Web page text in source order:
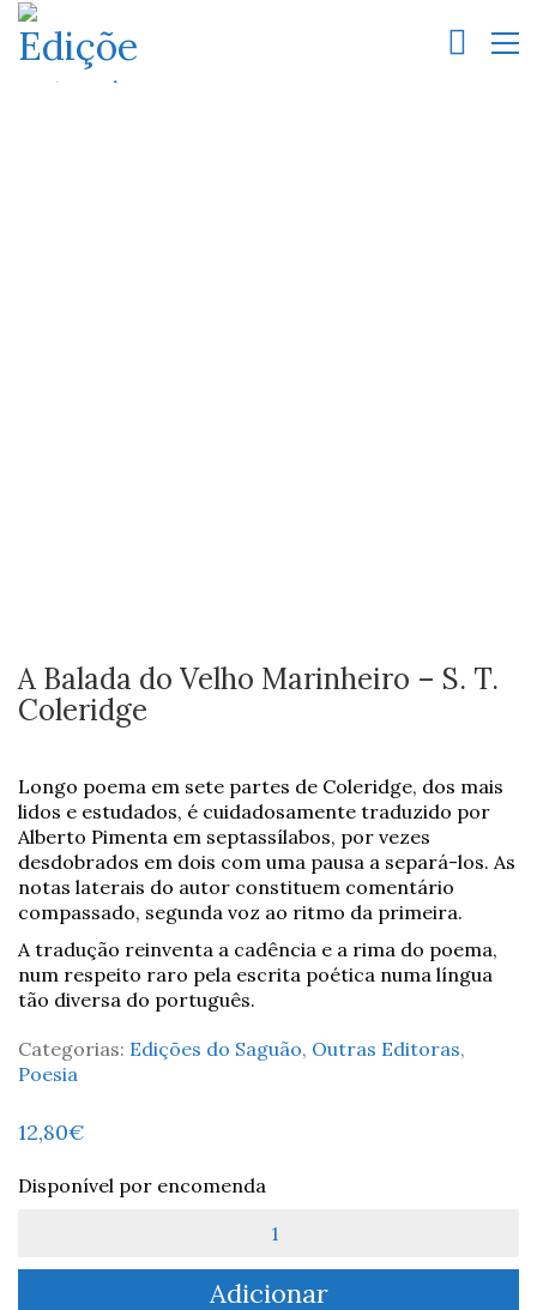
A Balada do Velho Marinheiro – S. T.
Coleridge
Longo poema em sete partes de Coleridge, dos mais
lidos e estudados, é cuidadosamente traduzido por
Alberto Pimenta em septassílabos, por vezes
desdobrados em dois com uma pausa a separá-los. As
notas laterais do autor constituem comentário
compassado, segunda voz ao ritmo da primeira.
A tradução reinventa a cadência e a rima do poema,
num respeito raro pela escrita poética numa língua
tão diversa do português.
Categorias: Edições do Saguão, Outras Editoras,
Poesia
12,80€
Disponível por encomenda
A
Adicionar